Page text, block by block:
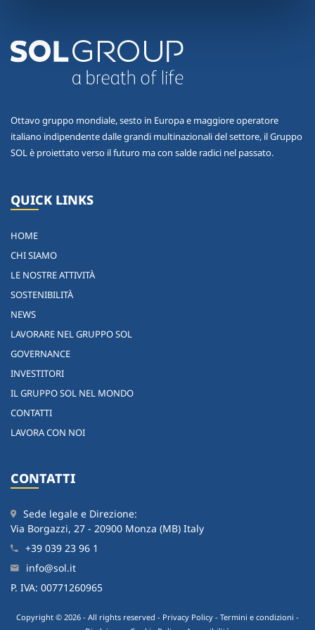
Ottavo gruppo mondiale, sesto in Europa e maggiore operatore
italiano indipendente dalle grandi multinazionali del settore, il Gruppo
SOL è proiettato verso il futuro ma con salde radici nel passato.
QUICK LINKS
HOME
CHI SIAMO
LE NOSTRE ATTIVITÀ
SOSTENIBILITÀ
NEWS
LAVORARE NEL GRUPPO SOL
GOVERNANCE
INVESTITORI
IL GRUPPO SOL NEL MONDO
CONTATTI
LAVORA CON NOI
CONTATTI
Sede legale e Direzione:
Via Borgazzi, 27 - 20900 Monza (MB) Italy
+39 039 23 96 1
info@sol.it
P. IVA: 00771260965
Copyright © 2026 - All rights reserved - Privacy Policy - Termini e condizioni -